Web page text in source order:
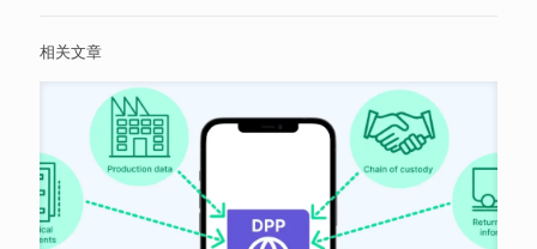
相关文章